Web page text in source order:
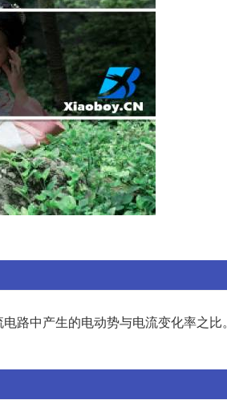
电路中产生的电动势与电流变化率之